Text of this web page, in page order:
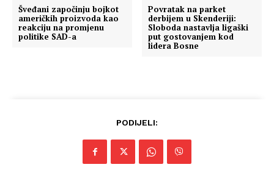
Šveđani započinju bojkot
američkih proizvoda kao
reakciju na promjenu
politike SAD-a
Povratak na parket
derbijem u Skenderiji:
Sloboda nastavlja ligaški
put gostovanjem kod
lidera Bosne
PODIJELI: